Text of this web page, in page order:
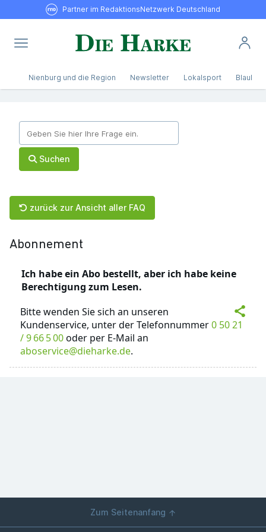
Partner im RedaktionsNetzwerk Deutschland
Nienburg und die Region Newsletter Lokalsport Blaulicht
Suchen
zurück zur Ansicht aller FAQ
Abonnement
Ich habe ein Abo bestellt, aber ich habe keine
Berechtigung zum Lesen.
Bitte wenden Sie sich an unseren
Kundenservice, unter der Telefonnummer0 50 21
/ 9 66 5 00oder per E-Mail an
aboservice@dieharke.de.
Zum Seitenanfang